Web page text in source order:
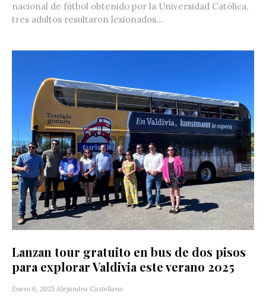
nacional de fútbol obtenido por la Universidad Católica,
tres adultos resultaron lesionados...
Lanzan tour gratuito en bus de dos pisos
para explorar Valdivia este verano 2025
Enero 6, 2025 Alejandra Castellano